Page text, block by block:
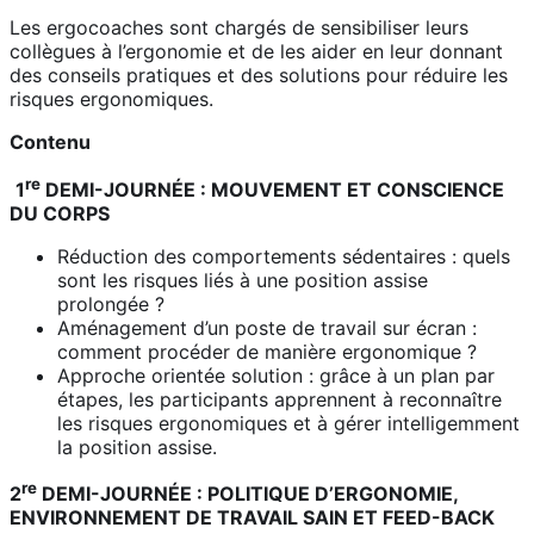
Les ergocoaches sont chargés de sensibiliser leurs
collègues à l’ergonomie et de les aider en leur donnant
des conseils pratiques et des solutions pour réduire les
risques ergonomiques.
Contenu
1re DEMI-JOURNÉE : MOUVEMENT ET CONSCIENCE
DU CORPS
Réduction des comportements sédentaires : quels
sont les risques liés à une position assise
prolongée ?
Aménagement d’un poste de travail sur écran :
comment procéder de manière ergonomique ?
Approche orientée solution : grâce à un plan par
étapes, les participants apprennent à reconnaître
les risques ergonomiques et à gérer intelligemment
la position assise.
2re DEMI-JOURNÉE : POLITIQUE D’ERGONOMIE,
ENVIRONNEMENT DE TRAVAIL SAIN ET FEED-BACK